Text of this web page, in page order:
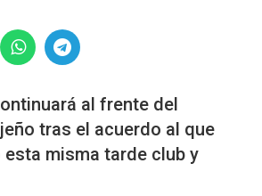
al frente del
tras el acuerdo al que
esta misma tarde club y